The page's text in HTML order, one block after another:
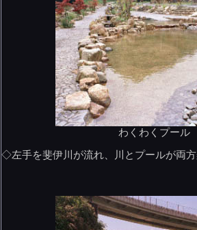
わくわくプール
◇左手を斐伊川が流れ、川とプールが両方